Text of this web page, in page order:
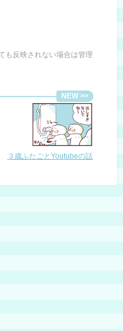
も反映されない場合は管理
３歳ふたごとYoutubeの話